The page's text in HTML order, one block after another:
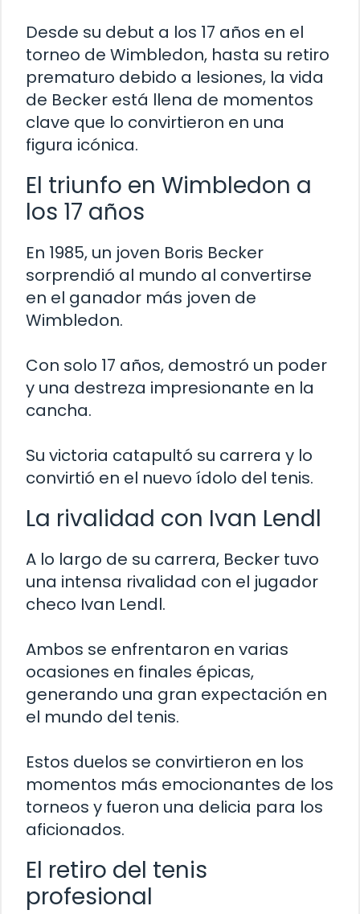
Desde su debut a los 17 años en el
torneo de Wimbledon, hasta su retiro
prematuro debido a lesiones, la vida
de Becker está llena de momentos
clave que lo convirtieron en una
figura icónica.
El triunfo en Wimbledon a
los 17 años
En 1985, un joven Boris Becker
sorprendió al mundo al convertirse
en el ganador más joven de
Wimbledon.
Con solo 17 años, demostró un poder
y una destreza impresionante en la
cancha.
Su victoria catapultó su carrera y lo
convirtió en el nuevo ídolo del tenis.
La rivalidad con Ivan Lendl
A lo largo de su carrera, Becker tuvo
una intensa rivalidad con el jugador
checo Ivan Lendl.
Ambos se enfrentaron en varias
ocasiones en finales épicas,
generando una gran expectación en
el mundo del tenis.
Estos duelos se convirtieron en los
momentos más emocionantes de los
torneos y fueron una delicia para los
aficionados.
El retiro del tenis
profesional